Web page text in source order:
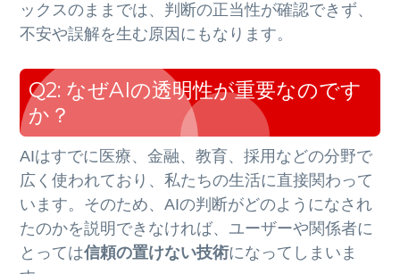
ックスのままでは、判断の正当性が確認できず、
不安や誤解を生む原因にもなります。
Q2: なぜAIの透明性が重要なのです
か？
AIはすでに医療、金融、教育、採用などの分野で
広く使われており、私たちの生活に直接関わって
います。そのため、AIの判断がどのようになされ
たのかを説明できなければ、ユーザーや関係者に
とっては信頼の置けない技術になってしまいま